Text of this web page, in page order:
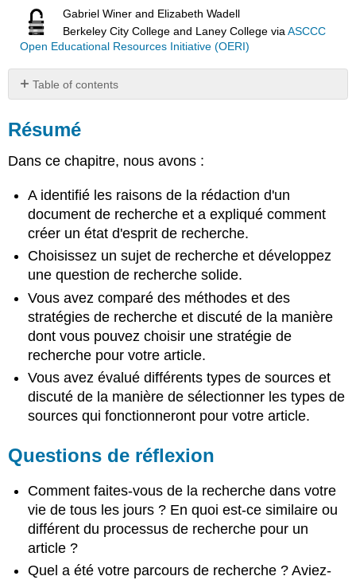
Gabriel Winer and Elizabeth Wadell
Berkeley City College and Laney College viaASCCC
Open Educational Resources Initiative (OERI)
Table of contents
Questions
réflexion
et
attributions
Résumé
Dans ce chapitre, nous avons :
A identifié les raisons de la rédaction d'un
document de recherche et a expliqué comment
créer un état d'esprit de recherche.
Choisissez un sujet de recherche et développez
une question de recherche solide.
Vous avez comparé des méthodes et des
stratégies de recherche et discuté de la manière
dont vous pouvez choisir une stratégie de
recherche pour votre article.
Vous avez évalué différents types de sources et
discuté de la manière de sélectionner les types de
sources qui fonctionneront pour votre article.
Questions de réflexion
Comment faites-vous de la recherche dans votre
vie de tous les jours ? En quoi est-ce similaire ou
différent du processus de recherche pour un
article ?
Quel a été votre parcours de recherche ? Aviez-